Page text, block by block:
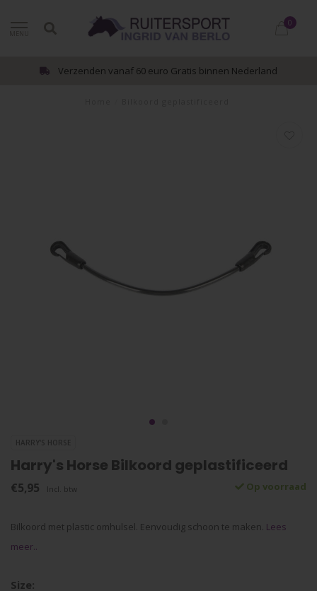
0
Verzenden vanaf 60 euro Gratis binnen Nederland
HARRY'S HORSE
Harry's Horse Bilkoord geplastificeerd
€5,95 Incl. btw Op voorraad
Bilkoord met plastic omhulsel. Eenvoudig schoon te maken. Lees
meer..
Size: